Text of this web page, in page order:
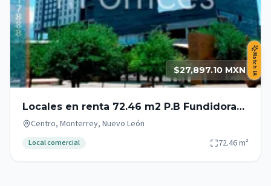
Match IA
$27,897.10 MXN
Locales en renta 72.46 m2 P.B Fundidora
Monterrey Zona Centro
Centro, Monterrey, Nuevo León
Local comercial 72.46m²